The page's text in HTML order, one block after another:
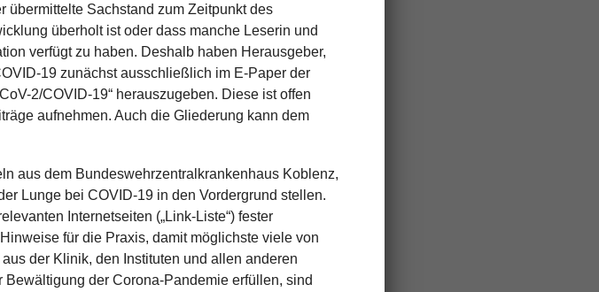
übermittelte Sachstand zum Zeitpunkt des
überholt ist oder dass manche Leserin und
verfügt zu haben. Deshalb haben Herausgeber,
19 zunächst ausschließlich im E-Paper der
2/COVID-19“ herauszugeben. Diese ist offen
aufnehmen. Auch die Gliederung kann dem
aus dem Bundeswehrzentralkrankenhaus Koblenz,
Lunge bei COVID-19 in den Vordergrund stellen.
Internetseiten („Link-Liste“) fester
für die Praxis, damit möglichste viele von
der Klinik, den Instituten und allen anderen
der Corona-Pandemie erfüllen, sind